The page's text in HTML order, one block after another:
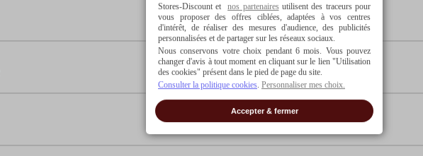
Stores-Discount etnos partenairesutilisent des traceurs pour
vous proposer des offres ciblées, adaptées à vos centres
d'intérêt, de réaliser des mesures d'audience, des publicités
personnalisées et de partager sur les réseaux sociaux.
Nous conservons votre choix pendant 6 mois. Vous pouvez
changer d'avis à tout moment en cliquant sur le lien "Utilisation
des cookies" présent dans le pied de page du site.
Consulter la politique cookies. Personnaliser mes choix.
Accepter & fermer